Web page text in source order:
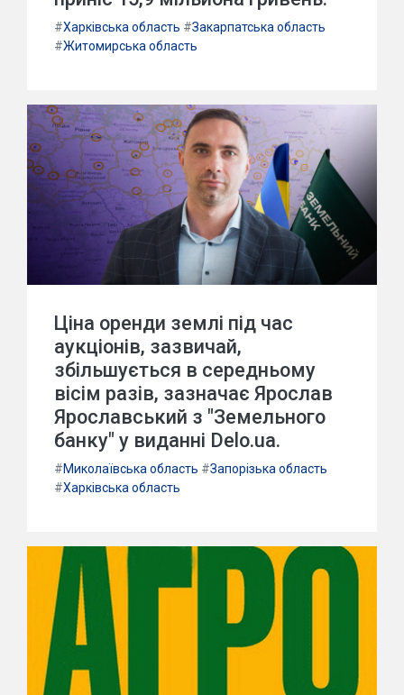
#Харківська область #Закарпатська область
#Житомирська область
Ціна оренди землі під час
аукціонів, зазвичай,
збільшується в середньому
вісім разів, зазначає Ярослав
Ярославський з "Земельного
банку" у виданні Delo.ua.
#Миколаївська область #Запорізька область
#Харківська область